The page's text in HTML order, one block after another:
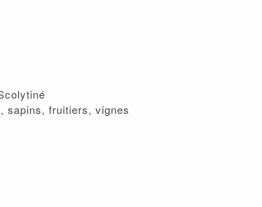
sapins, fruitiers, vignes